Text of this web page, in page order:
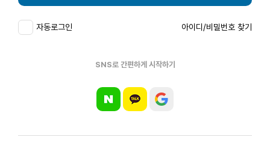
자동로그인 아이디/비밀번호 찾기
SNS로 간편하게 시작하기